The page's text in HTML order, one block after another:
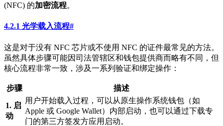
(NFC) 的加密流程。
4.2.1 光学载入流程#
这是对于没有 NFC 芯片或不使用 NFC 的证件最常见的方法。
虽然具体步骤可能因司法管辖区和钱包提供商而略有不同，但
核心流程非常一致，涉及一系列验证和绑定操作：
步骤 描述
1. 启
动
用户开始载入过程，可以从原生操作系统钱包（如
Apple 或 Google Wallet）内部启动，也可以通过下载专
门的第三方签发方应用启动。